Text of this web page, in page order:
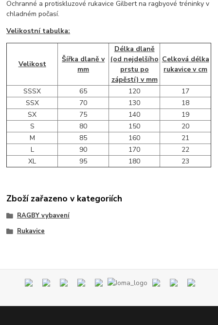
Ochranné a protiskluzové rukavice Gilbert na ragbyové tréninky v
chladném počasí.
Velikostní tabulka:
Velikost
Šířka dlaně v
mm
Délka dlaně
(od nejdelšího
prstu po
zápěstí) v mm
Celková délka
rukavice v cm
SSSX 65 120
17
SSX
70 130
18
SX
75 140
19
S
80 150
20
M
85 160
21
L
90 170
22
XL
95 180 23
Zboží zařazeno v kategoriích
RAGBY vybavení
Rukavice